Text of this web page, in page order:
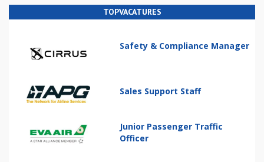
TOPVACATURES
Safety & Compliance Manager
Sales Support Staff
Junior Passenger Traffic
Officer